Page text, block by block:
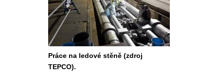
Práce na ledové stěně (zdroj
TEPCO).